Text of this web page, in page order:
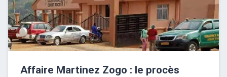
Affaire Martinez Zogo : le procès